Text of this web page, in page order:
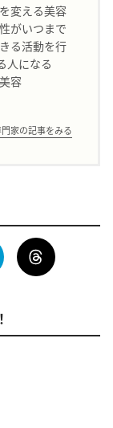
変える美容
がいつまで
る活動を行
人になる
容
門家の記事をみる